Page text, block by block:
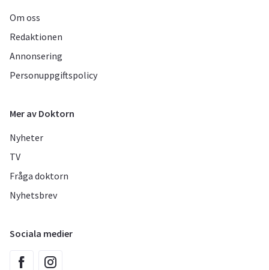
Om oss
Redaktionen
Annonsering
Personuppgiftspolicy
Mer av Doktorn
Nyheter
TV
Fråga doktorn
Nyhetsbrev
Sociala medier